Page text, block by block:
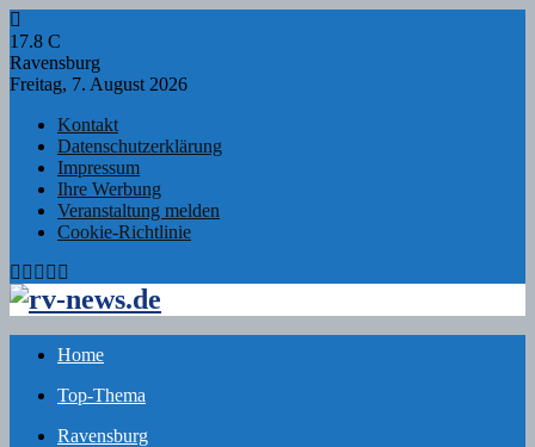
17.8 C
Ravensburg
Freitag, 7. August 2026
Kontakt
Datenschutzerklärung
Impressum
Ihre Werbung
Veranstaltung melden
Cookie-Richtlinie
Facebook
Twitter
Instagram
Email
Home
Top-Thema
Ravensburg